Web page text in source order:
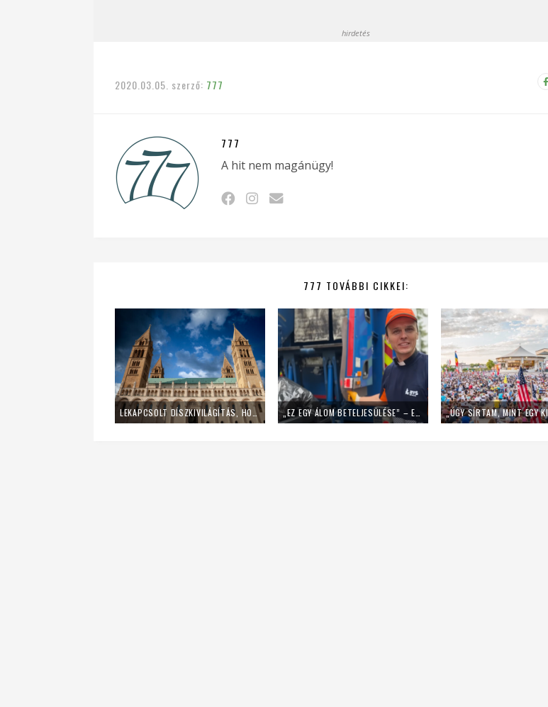
hirdetés
2020.03.05. szerző: 777
777
A hit nem magánügy!
777 TOVÁBBI CIKKEI:
LEKAPCSOLT DÍSZKIVILÁGÍTÁS, HOME OFFICE – ÍGY SPÓROL AZ ENERGIÁVAL A PÉCSI EGYHÁZMEGYE